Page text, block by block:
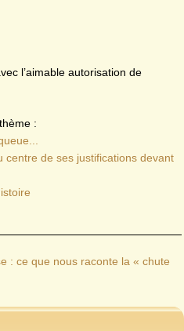
l’aimable autorisation de
:
centre de ses justifications devant
: ce que nous raconte la « chute